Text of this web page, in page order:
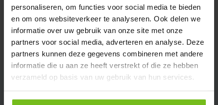
personaliseren, om functies voor social media te bieden
en om ons websiteverkeer te analyseren. Ook delen we
informatie over uw gebruik van onze site met onze
partners voor social media, adverteren en analyse. Deze
partners kunnen deze gegevens combineren met andere
informatie die u aan ze heeft verstrekt of die ze hebben
verzameld op basis van uw gebruik van hun services.
Reviews
Delen